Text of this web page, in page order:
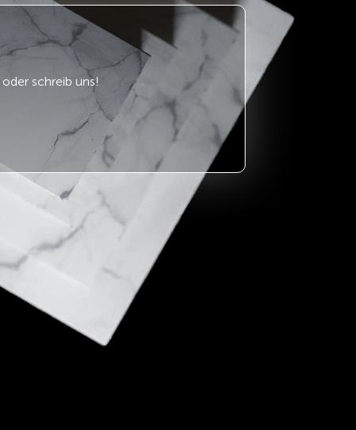
oder schreib uns!